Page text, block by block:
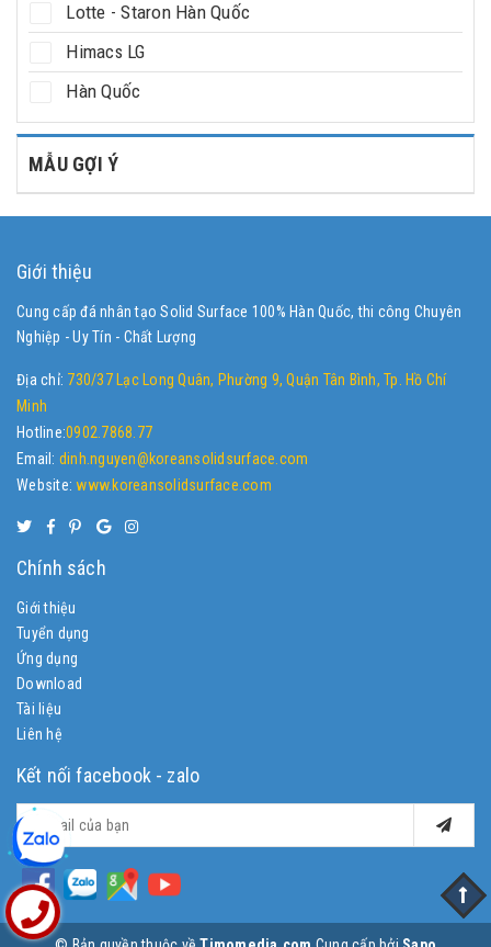
Lotte - Staron Hàn Quốc
Himacs LG
Hàn Quốc
MẪU GỢI Ý
Giới thiệu
Cung cấp đá nhân tạo Solid Surface 100% Hàn Quốc, thi công Chuyên
Nghiệp - Uy Tín - Chất Lượng
Địa chỉ: 730/37 Lạc Long Quân, Phường 9, Quận Tân Bình, Tp. Hồ Chí
Minh
Hotline:0902.7868.77
Email: dinh.nguyen@koreansolidsurface.com
Website:www.koreansolidsurface.com
Chính sách
Giới thiệu
Tuyển dụng
Ứng dụng
Download
Tài liệu
Liên hệ
Kết nối facebook - zalo